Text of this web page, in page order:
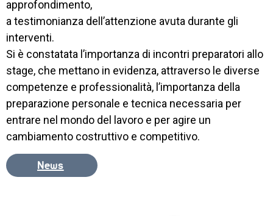
approfondimento,
a testimonianza dell’attenzione avuta durante gli
interventi.
Si è constatata l’importanza di incontri preparatori allo
stage, che mettano in evidenza, attraverso le diverse
competenze e professionalità, l’importanza della
preparazione personale e tecnica necessaria per
entrare nel mondo del lavoro e per agire un
cambiamento costruttivo e competitivo.
News